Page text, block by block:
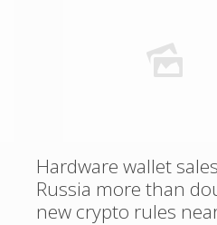
Hardware wallet
Russia more than
new crypto rules